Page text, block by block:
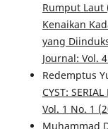
Rumput Laut
Kenaikan
yang
Journal: Vol.
Redemptus
CYST: SERIAL
Vol. 1 No. 1
Muhammad